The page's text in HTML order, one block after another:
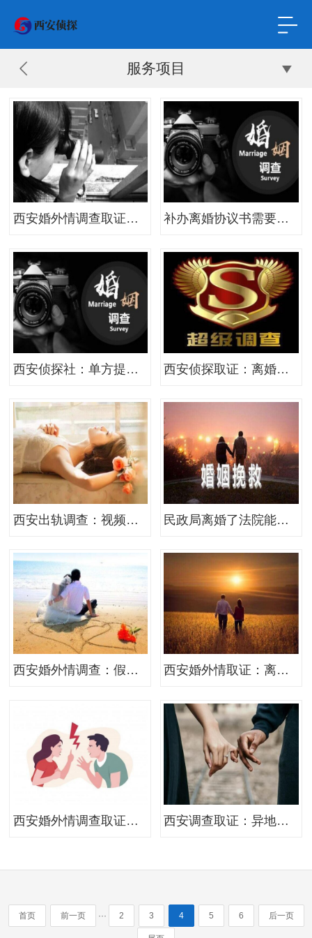
服务项目
西安婚外情调查取证：宁德离婚女方需要什么条件 补办离婚协议书需要什么证件
西安侦探社：单方提出起诉离婚需要什么证件 西安侦探取证：离婚孩子探视有哪些规定
西安出轨调查：视频、录音证据的效力 民政局离婚了法院能判无效吗-
西安婚外情调查：假离婚的法律后果 西安婚外情取证：离婚孩子共同抚养怎么写
西安婚外情调查取证：去民政局办理离婚,需要带什么证件 西安调查取证：异地诉讼离婚流程
首页 前一页 ··· 2 3 4 5 6 后一页